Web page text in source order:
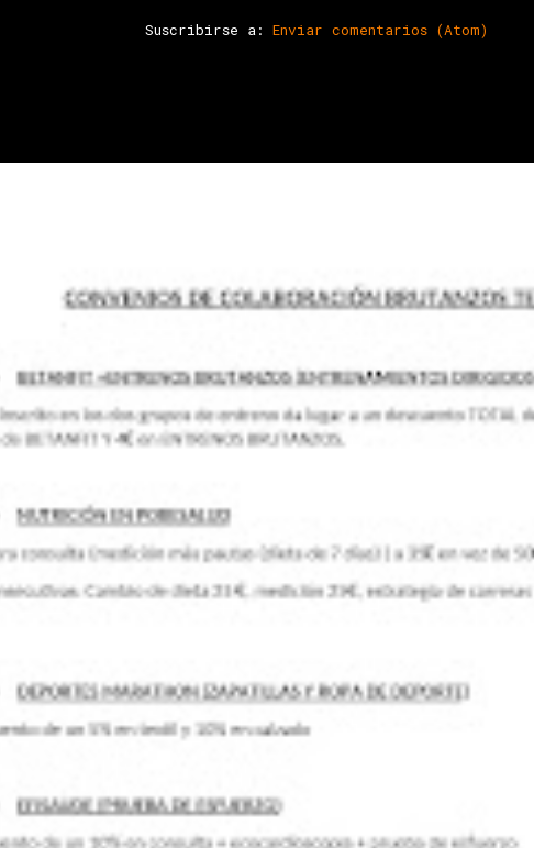
Suscribirse a: Enviar comentarios (Atom)